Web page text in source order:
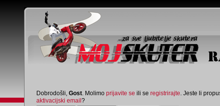
Dobrodošli, Gost . Molimo prijavite se ili se registrirajte . Jeste li
aktivacijski email?